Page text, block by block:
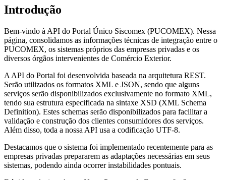
Introdução
Bem-vindo à API do Portal Único Siscomex (PUCOMEX). Nessa
página, consolidamos as informações técnicas de integração entre o
PUCOMEX, os sistemas próprios das empresas privadas e os
diversos órgãos intervenientes de Comércio Exterior.
A API do Portal foi desenvolvida baseada na arquitetura REST.
Serão utilizados os formatos XML e JSON, sendo que alguns
serviços serão disponibilizados exclusivamente no formato XML,
tendo sua estrutura especificada na sintaxe XSD (XML Schema
Definition). Estes schemas serão disponibilizados para facilitar a
validação e construção dos clientes consumidores dos serviços.
Além disso, toda a nossa API usa a codificação UTF-8.
Destacamos que o sistema foi implementado recentemente para as
empresas privadas prepararem as adaptações necessárias em seus
sistemas, podendo ainda ocorrer instabilidades pontuais.